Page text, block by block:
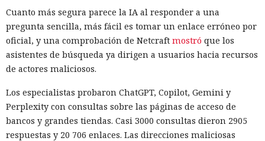
Cuanto más segura parece la IA al responder a una
pregunta sencilla, más fácil es tomar un enlace erróneo por
oficial, y una comprobación de Netcraft mostró que los
asistentes de búsqueda ya dirigen a usuarios hacia recursos
de actores maliciosos.
Los especialistas probaron ChatGPT, Copilot, Gemini y
Perplexity con consultas sobre las páginas de acceso de
bancos y grandes tiendas. Casi 3000 consultas dieron 2905
respuestas y 20 706 enlaces. Las direcciones maliciosas